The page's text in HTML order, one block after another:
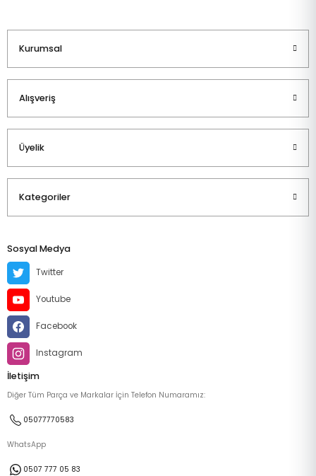
Kurumsal
Alışveriş
Üyelik
Kategoriler
Sosyal Medya
Twitter
Youtube
Facebook
Instagram
İletişim
Diğer Tüm Parça ve Markalar İçin Telefon Numaramız:
05077770583
WhatsApp
0507 777 05 83